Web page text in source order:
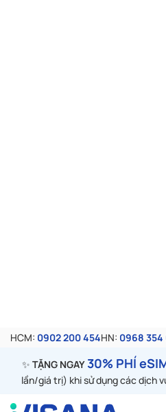
Khoảng thời gian lý
Là một đất nước rộng lớn với
của Thổ Nhĩ Kỳ thay đổi tùy
mùa. Thời điểm thời tiết dễ